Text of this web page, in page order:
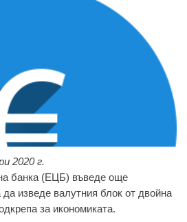
2020 г.
бaнкa (EЦБ) въвeдe oщe
извeдe вaлутния блoк oт двoйнa
зa икoнoмикaтa.